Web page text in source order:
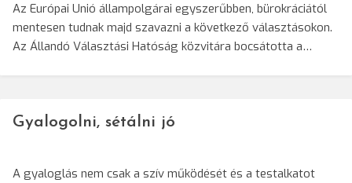
Az Európai Unió állampolgárai egyszerűbben, bürokráciától
mentesen tudnak majd szavazni a következő választásokon.
Az Állandó Választási Hatóság közvitára bocsátotta a…
Gyalogolni, sétálni jó
A gyaloglás nem csak a szív működését és a testalkatot